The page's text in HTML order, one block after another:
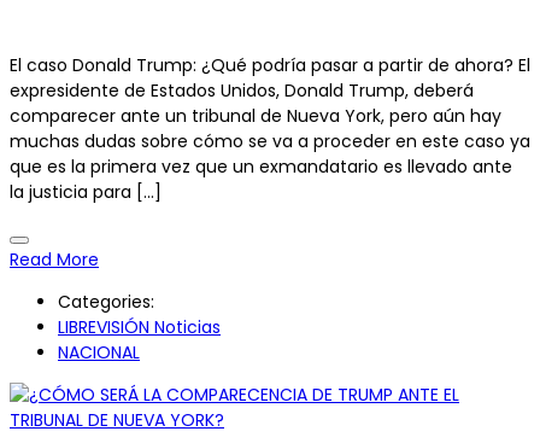
El caso Donald Trump: ¿Qué podría pasar a partir de ahora? El
expresidente de Estados Unidos, Donald Trump, deberá
comparecer ante un tribunal de Nueva York, pero aún hay
muchas dudas sobre cómo se va a proceder en este caso ya
que es la primera vez que un exmandatario es llevado ante
la justicia para […]
Read More
Categories:
LIBREVISIÓN Noticias
NACIONAL